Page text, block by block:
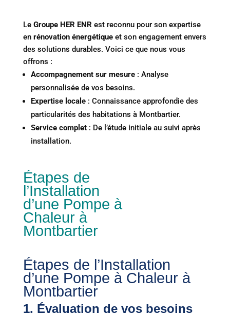
Le Groupe HER ENR est reconnu pour son expertise
en rénovation énergétiqueet son engagement envers
des solutions durables. Voici ce que nous vous
offrons :
Accompagnement sur mesure: Analyse
personnalisée de vos besoins.
Expertise locale: Connaissance approfondie des
particularités des habitations à Montbartier.
Service complet: De l’étude initiale au suivi après
installation.
Étapes de
l’Installation
d’une Pompe à
Chaleur à
Montbartier
Étapes de l’Installation
d’une Pompe à Chaleur à
Montbartier
1. Évaluation de vos besoins